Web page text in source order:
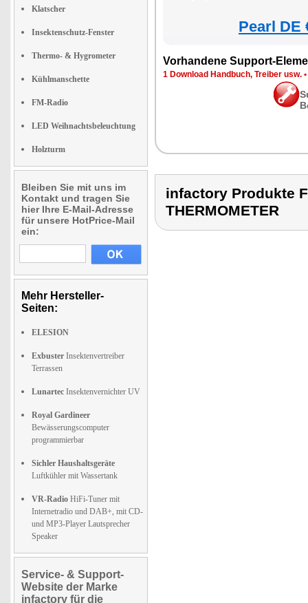
Klatscher
Insektenschutz-Fenster
Thermo- & Hygrometer
Kühlmanschette
FM-Radio
LED Weihnachtsbeleuchtung
Holzturm
Bleiben Sie mit uns im
Kontakt und tragen Sie
hier Ihre E-Mail-Adresse
für unsere HotPrice-Mail
ein:
Mehr Hersteller-
Seiten:
ELESION
Exbuster Insektenvertreiber
Terrassen
Lunartec Insektenvernichter UV
Royal Gardineer
Bewässerungscomputer
programmierbar
Sichler Haushaltsgeräte
Luftkühler mit Wassertank
VR-Radio HiFi-Tuner mit
Internetradio und DAB+, mit CD-
und MP3-Player Lautsprecher
Speaker
Service- & Support-
Website der Marke
infactory für die
Pearl DE
Vorhandene Support-
1 Download Handbuch, Treiber usw. •
infactory Produkte
THERMOMETER